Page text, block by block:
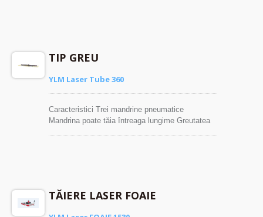
TIP GREU
YLM Laser Tube 360
Caracteristici Trei mandrine pneumatice
Mandrina poate tăia întreaga lungime Greutatea
TĂIERE LASER FOAIE